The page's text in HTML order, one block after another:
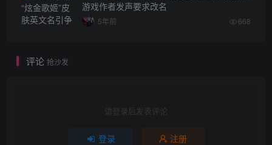
游戏作者发声要求改名
5年前 668
评论 抢沙发
请登录后发表评论
登录 注册